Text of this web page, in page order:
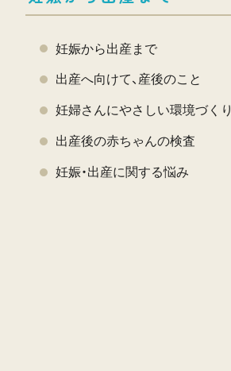
妊娠から出産まで
出産へ向けて、産後のこと
妊婦さんにやさしい環境づくり
出産後の赤ちゃんの検査
妊娠・出産に関する悩み